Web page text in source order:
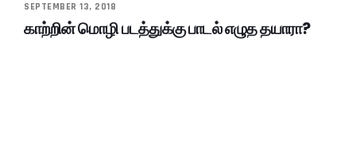
SEPTEMBER 13, 2018
காற்றின் மொழி படத்துக்கு பாடல் எழுத தயாரா?